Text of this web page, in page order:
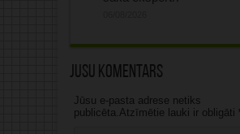
Jūsu komentārs
Jūsu e-pasta adrese netiks
publicēta.Atzīmētie lauki ir obligāti